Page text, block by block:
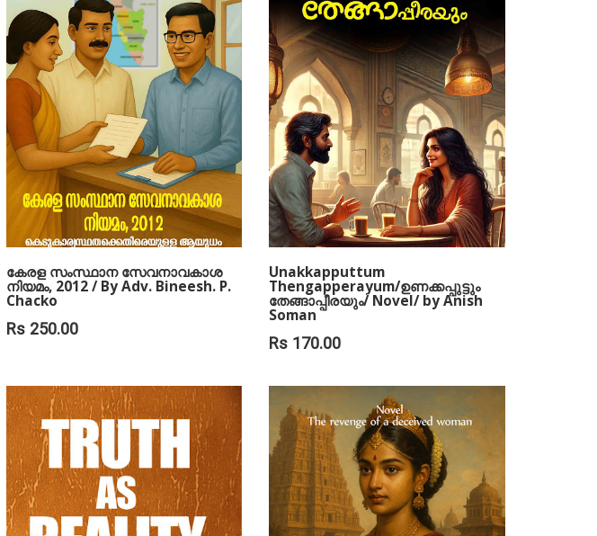
കേരള സംസ്ഥാന സേവനാവകാശ
നിയമം, 2012 / By Adv. Bineesh. P.
Chacko
Rs 250.00
ADD TO CART
Unakkapputtum
Thengapperayum/ഉണക്കപ്പുട്ടും
തേങ്ങാപ്പീരയും/ Novel/ by Anish
Soman
Rs 170.00
ADD TO CART